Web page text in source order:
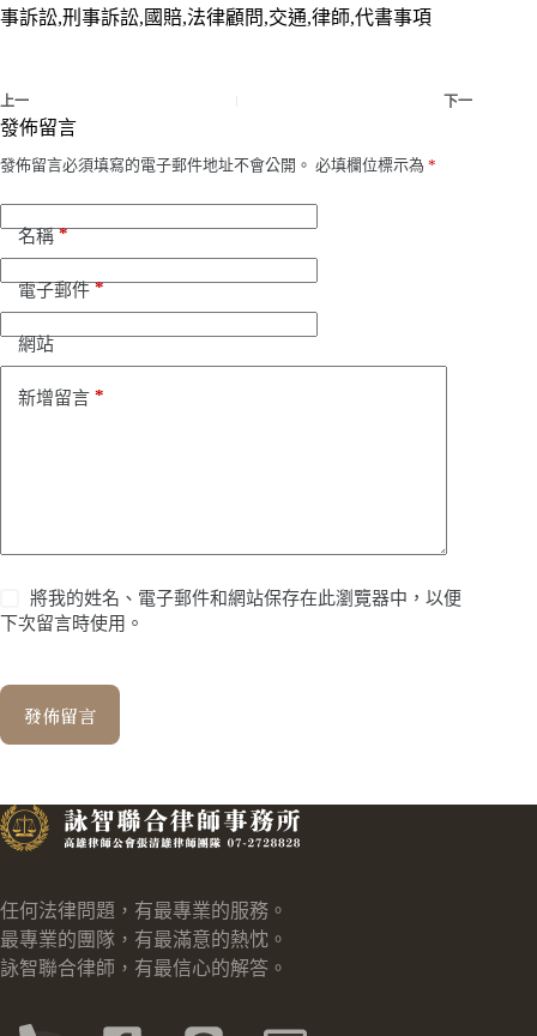
事訴訟,刑事訴訟,國賠,法律顧問,交通,律師,代書事項
上一 下一
發佈留言
發佈留言必須填寫的電子郵件地址不會公開。 必填欄位標示為 *
名稱*
電子郵件*
網站
新增留言 *
將我的姓名、電子郵件和網站保存在此瀏覽器中，以便
下次留言時使用。
發佈留言
任何法律問題，有最專業的服務。
最專業的團隊，有最滿意的熱忱。
詠智聯合律師，有最信心的解答。